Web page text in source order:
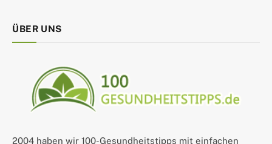
ÜBER UNS
2004 haben wir 100-Gesundheitstipps mit einfachen